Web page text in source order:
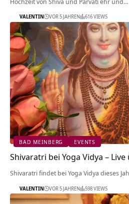
VALENTIN VOR 5 JAHREN 616 VIEWS
BAD MEINBERG EVENTS
Shivaratri bei Yoga Vidya –
Shivaratri findet bei Yoga Vidya dieses
VALENTIN VOR 5 JAHREN 598 VIEWS